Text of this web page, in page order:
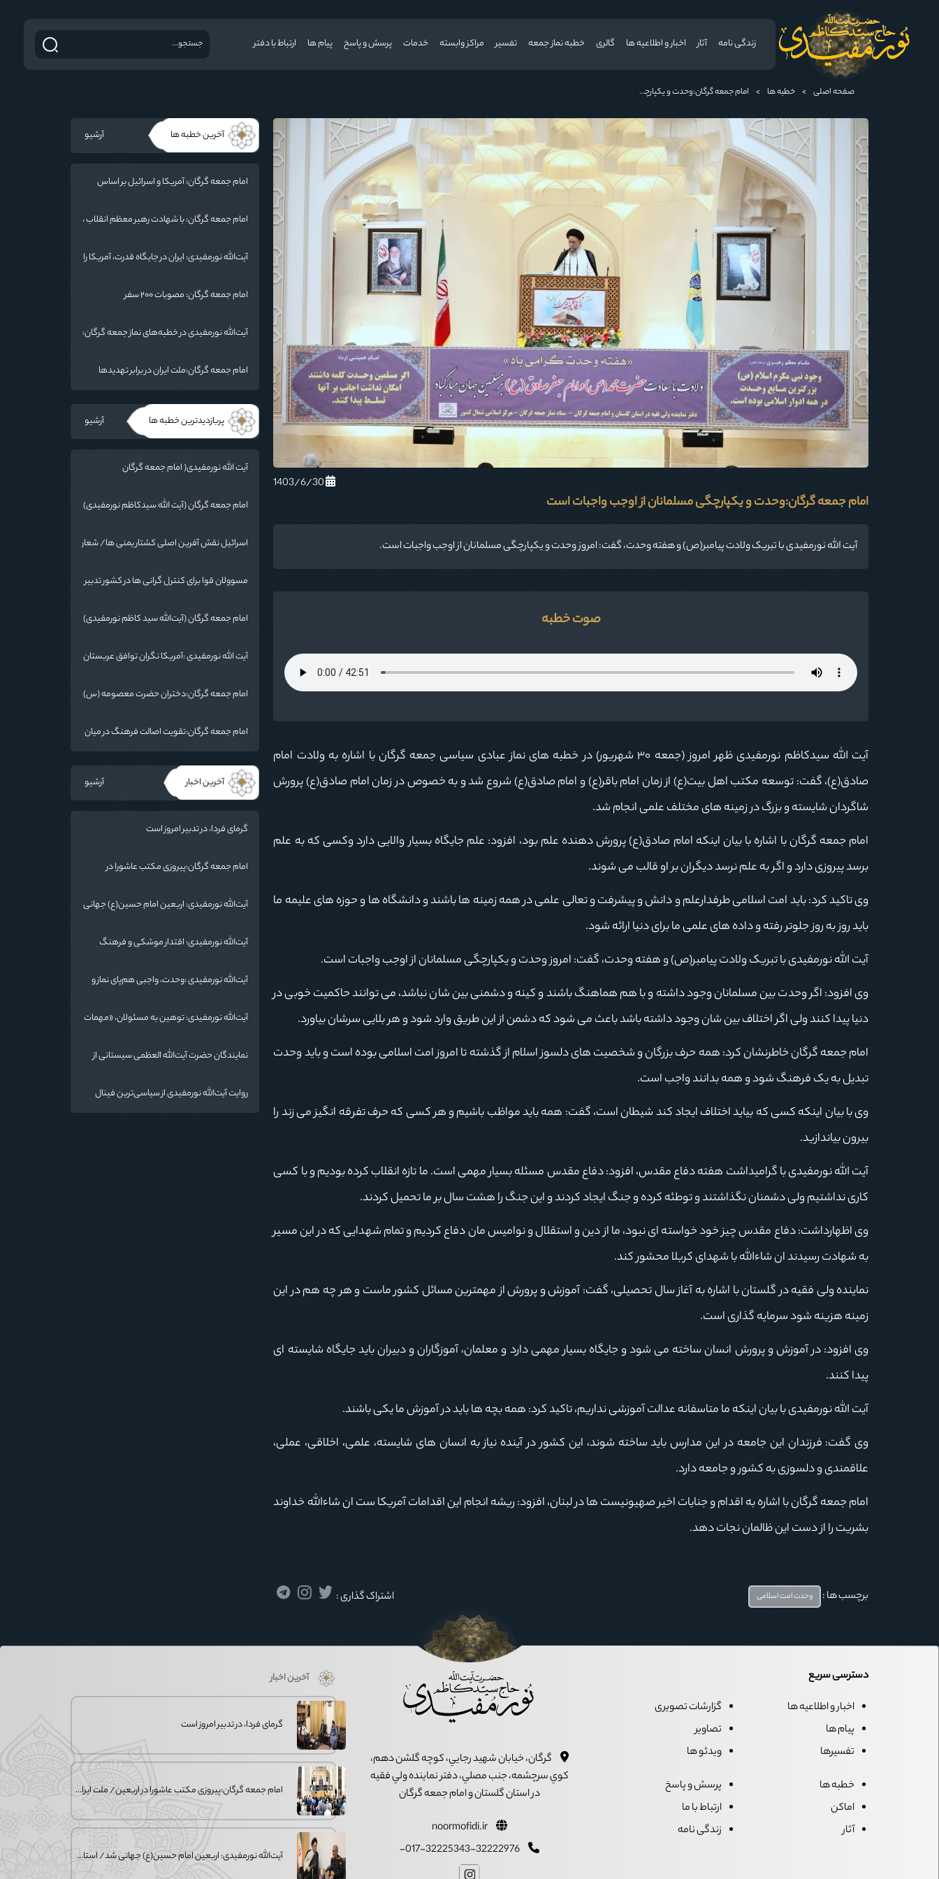
زندگی نامه آثار اخبار و اطلاعیه ها گالری خطبه نماز جمعه تفسیر مراکز وابسته خدمات پرسش و پاسخ پیام ها ارتباط با دفتر
صفحه اصلی > خطبه ها > امام جمعه گرگان:وحدت و یکپارچگی مسلمانان از اوجب واجبات است
1403/6/30
امام جمعه گرگان:وحدت و یکپارچگی مسلمانان از اوجب واجبات است
آیت الله نورمفیدی با تبریک ولادت پیامبر(ص) و هفته وحدت، گفت: امروز وحدت و یکپارچگی مسلمانان از اوجب واجبات است.
صوت خطبه
آیت الله سیدکاظم نورمفیدی ظهر امروز (جمعه ۳۰ شهریور) در خطبه های نماز عبادی سیاسی جمعه گرگان با اشاره به ولادت امام
صادق(ع)، گفت: توسعه مکتب اهل بیت(ع) از زمان امام باقر(ع) و امام صادق(ع) شروع شد و به خصوص در زمان امام صادق(ع) پرورش
شاگردان شایسته و بزرگ در زمینه های مختلف علمی انجام شد.
امام جمعه گرگان با اشاره با بیان اینکه امام صادق(ع) پرورش دهنده علم بود، افزود: علم جایگاه بسیار والایی دارد وکسی که به علم
برسد پیروزی دارد و اگر به علم نرسد دیگران بر او قالب می شوند.
وی تاکید کرد: باید امت اسلامی طرفدارعلم و دانش و پیشرفت و تعالی علمی در همه زمینه ها باشند و دانشگاه ها و حوزه های علیمه ما
باید روز به روز جلوتر رفته و داده های علمی ما برای دنیا ارائه شود.
آیت الله نورمفیدی با تبریک ولادت پیامبر(ص) و هفته وحدت، گفت: امروز وحدت و یکپارچگی مسلمانان از اوجب واجبات است.
وی افزود: اگر وحدت بین مسلمانان وجود داشته و با هم هماهنگ باشند و کینه و دشمنی بین شان نباشد، می توانند حاکمیت خوبی در
دنیا پیدا کنند ولی اگر اختلاف بین شان وجود داشته باشد باعث می شود که دشمن از این طریق وارد شود و هر بلایی سرشان بیاورد.
امام جمعه گرگان خاطرنشان کرد: همه حرف بزرگان و شخصیت های دلسوز اسلام از گذشته تا امروز امت اسلامی بوده است و باید وحدت
تبدیل به یک فرهنگ شود و همه بدانند واجب است.
وی با بیان اینکه کسی که بیاید اختلاف ایجاد کند شیطان است، گفت: همه باید مواظب باشیم و هر کسی که حرف تفرقه انگیز می زند را
بیرون بیاندازید.
آیت الله نورمفیدی با گرامیداشت هفته دفاع مقدس، افزود: دفاع مقدس مسئله بسیار مهمی است. ما تازه انقلاب کرده بودیم و با کسی
کاری نداشتیم ولی دشمنان نگذاشتند و توطئه کرده و جنگ ایجاد کردند و این جنگ را هشت سال بر ما تحمیل کردند.
وی اظهارداشت: دفاع مقدس چیز خود خواسته ای نبود، ما از دین و استقلال و نوامیس مان دفاع کردیم و تمام شهدایی که در این مسیر
به شهادت رسیدند ان شاءالله با شهدای کربلا محشور کند.
نماینده ولی فقیه در گلستان با اشاره به آغاز سال تحصیلی، گفت: آموزش و پرورش از مهمترین مسائل کشور ماست و هر چه هم در این
زمینه هزینه شود سرمایه گذاری است.
وی افزود: در آموزش و پرورش انسان ساخته می شود و جایگاه بسیار مهمی دارد و معلمان، آموزگاران و دبیران باید جایگاه شایسته ای
پیدا کنند.
آیت الله نورمفیدی با بیان اینکه ما متاسفانه عدالت آموزشی نداریم، تاکید کرد: همه بچه ها باید در آموزش ما یکی باشند.
وی گفت: فرزندان این جامعه در این مدارس باید ساخته شوند، این کشور در آینده نیاز به انسان های شایسته، علمی، اخلاقی، عملی،
علاقمندی و دلسوزی به کشور و جامعه دارد.
امام جمعه گرگان با اشاره به اقدام و جنایات اخیر صهیونیست ها در لبنان، افزود: ریشه انجام این اقدامات آمریکا ست ان شاءالله خداوند
بشریت را از دست این ظالمان نجات دهد.
برچسب ها : وحدت امت اسلامی اشتراک گذاری :
آخرین خطبه ها آرشیو
امام جمعه گرگان: آمریکا و اسرائیل بر اساس
راهبردی واشنگتن در تجاوز به ایران
امام جمعه گرگان: با شهادت رهبر معظم انقلاب ،
آیت‌الله نورمفیدی: ایران در جایگاه قدرت، آمریکا را
دشمن از جنگ نظامی سخت‌تر است
امام جمعه گرگان: مصوبات ۲۰۰ سفر
ما فرو بردن ناوگان شما در قعر دریا خواهد بود
آیت‌الله نورمفیدی در خطبه‌های نماز جمعه گرگان:
اصول عزت‌مداری باشد
امام جمعه گرگان:ملت ایران در برابر تهدیدها
پربازدیدترین خطبه ها آرشیو
آیت الله نورمفیدی( امام جمعه گرگان
جهان غیرقابل باور است
امام جمعه گرگان (آیت الله سیدکاظم نورمفیدی)
خراسان زیاد شد
اسرائیل نقش آفرین اصلی کشتار یمنی ها/ شعار
مسوولان قوا برای کنترل گرانی ها در کشور تدبیر
امام جمعه گرگان (آیت‌الله سید کاظم نورمفیدی)
است
آیت الله نورمفیدی :آمریکا نگران توافق عربستان
امام جمعه گرگان:دختران حضرت معصومه (س)
مقاومت بود
امام جمعه گرگان:تقویت اصالت فرهنگ در میان
آخرین اخبار آرشیو
گرمای فردا، در تدبیر امروز است
امام جمعه گرگان:پیروزی مکتب عاشورا در
نمی‌شود
آیت‌الله نورمفیدی: اربعین امام حسین(ع) جهانی
تهمت به مسئولان حد شرعی دارد
آیت‌الله نورمفیدی: اقتدار موشکی و فرهنگ
تا ضرورت روایتگری جهانی
آیت‌الله نورمفیدی :وحدت، واجبی هم‌پای نماز و
آیت‌الله نورمفیدی: توهین به مسئولان، «مهمات
به جای جنگ است
نمایندگان حضرت آیت‌الله العظمی سیستانی از
کردند
روایت آیت‌الله نورمفیدی از سیاسی‌ترین فینال
دسترسی سریع
اخبار و اطلاعیه ها
پیام ها
تفسیرها
گزارشات تصویری
تصاویر
ویدئو ها
خطبه ها
اماکن
آثار
پرسش و پاسخ
ارتباط با ما
زندگی نامه
گرگان، خيابان شهيد رجايي، کوچه گلشن دهم،
کوي سرچشمه، جنب مصلي، دفتر نماينده ولي فقيه
در استان گلستان و امام جمعه گرگان
آخرین اخبار
گرمای فردا، در تدبیر امروز است
امام جمعه گرگان:پیروزی مکتب عاشورا در اربعین/ ملت ایران در برابر استکبار
آیت‌الله نورمفیدی: اربعین امام حسین(ع) جهانی شد/ استان گلستان الگوی